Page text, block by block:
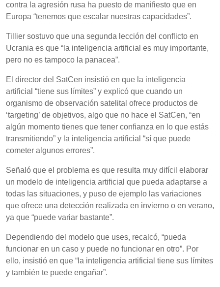
contra la agresión rusa ha puesto de manifiesto que en
Europa “tenemos que escalar nuestras capacidades”.
Tillier sostuvo que una segunda lección del conflicto en
Ucrania es que “la inteligencia artificial es muy importante,
pero no es tampoco la panacea”.
El director del SatCen insistió en que la inteligencia
artificial “tiene sus límites” y explicó que cuando un
organismo de observación satelital ofrece productos de
‘targeting’ de objetivos, algo que no hace el SatCen, “en
algún momento tienes que tener confianza en lo que estás
transmitiendo” y la inteligencia artificial “sí que puede
cometer algunos errores”.
Señaló que el problema es que resulta muy difícil elaborar
un modelo de inteligencia artificial que pueda adaptarse a
todas las situaciones, y puso de ejemplo las variaciones
que ofrece una detección realizada en invierno o en verano,
ya que “puede variar bastante”.
Dependiendo del modelo que uses, recalcó, “pueda
funcionar en un caso y puede no funcionar en otro”. Por
ello, insistió en que “la inteligencia artificial tiene sus límites
y también te puede engañar”.